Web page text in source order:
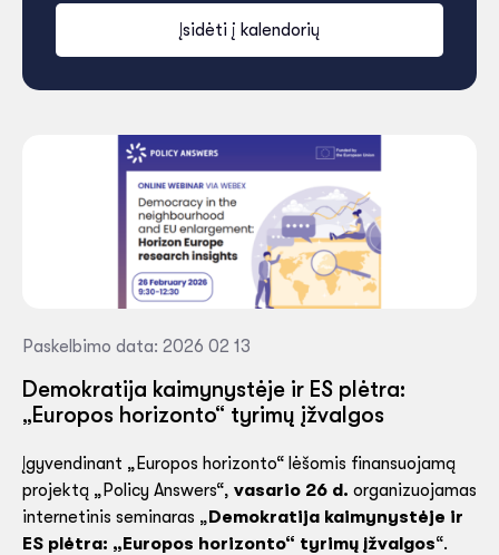
Įsidėti į kalendorių
Paskelbimo data: 2026 02 13
Demokratija kaimynystėje ir ES plėtra:
„Europos horizonto“ tyrimų įžvalgos
Įgyvendinant „Europos horizonto“ lėšomis finansuojamą
projektą „Policy Answers“, vasario 26 d. organizuojamas
internetinis seminaras „Demokratija kaimynystėje ir
ES plėtra: „Europos horizonto“ tyrimų įžvalgos“.